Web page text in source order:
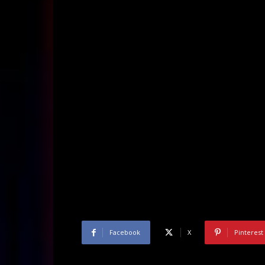
Facebook X Pinterest